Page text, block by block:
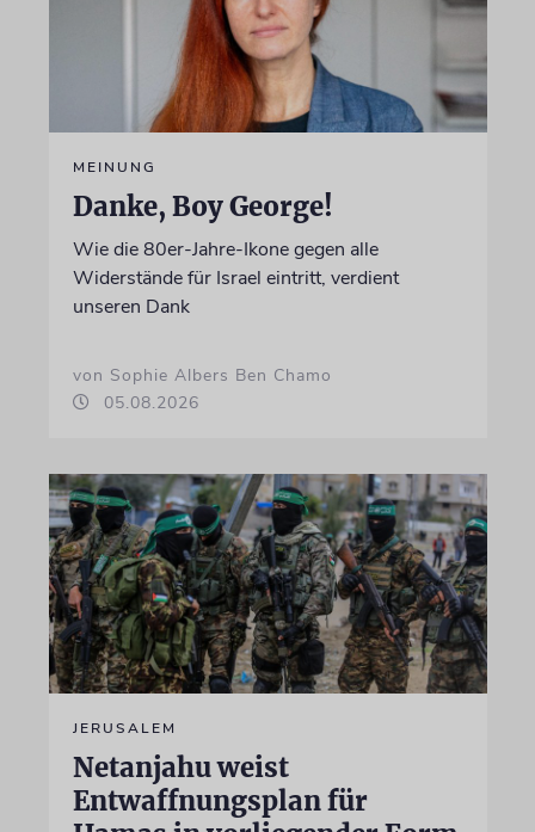
MEINUNG
Danke, Boy George!
Wie die 80er-Jahre-Ikone gegen alle
Widerstände für Israel eintritt, verdient
unseren Dank
von Sophie Albers Ben Chamo
05.08.2026
JERUSALEM
Netanjahu weist
Entwaffnungsplan für